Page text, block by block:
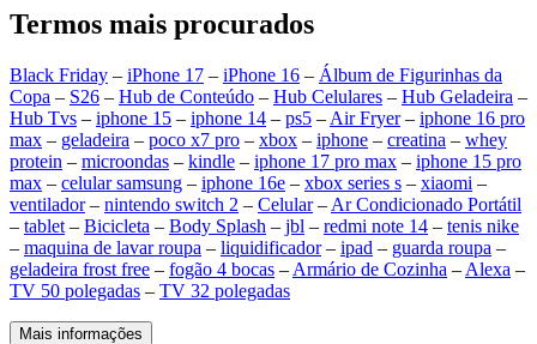
Termos mais procurados
Black Friday – iPhone 17 – iPhone 16 – Álbum de Figurinhas da
Copa – S26 – Hub de Conteúdo – Hub Celulares – Hub Geladeira –
Hub Tvs – iphone 15 – iphone 14 – ps5 – Air Fryer– iphone 16 pro
max – geladeira – poco x7 pro – xbox – iphone – creatina – whey
protein – microondas – kindle – iphone 17 pro max – iphone 15 pro
max – celular samsung – iphone 16e – xbox series s – xiaomi –
ventilador– nintendo switch 2 – Celular– Ar Condicionado Portátil
– tablet – Bicicleta – Body Splash – jbl – redmi note 14 – tenis nike
– maquina de lavar roupa – liquidificador– ipad – guarda roupa –
geladeira frost free – fogão 4 bocas – Armário de Cozinha – Alexa –
TV 50 polegadas – TV 32 polegadas
Mais informações